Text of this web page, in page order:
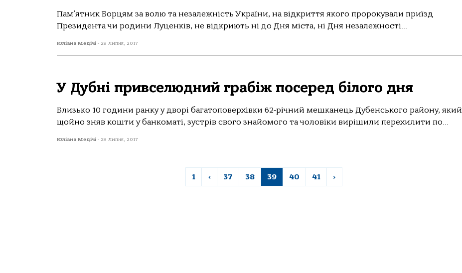
Пам’ятник Борцям за волю та незалежність України, на відкриття якого пророкували приїзд
Президента чи родини Луценків, не відкриють ні до Дня міста, ні Дня незалежності...
Юліана Медічі - 29 Липня, 2017
У Дубні привселюдний грабіж посеред білого дня
Близько 10 години ранку у дворі багатоповерхівки 62-річний мешканець Дубенського району, який
щойно зняв кошти у банкоматі, зустрів свого знайомого та чоловіки вирішили перехилити по...
Юліана Медічі - 28 Липня, 2017
1 ‹ 37 38 39 40 41 ›